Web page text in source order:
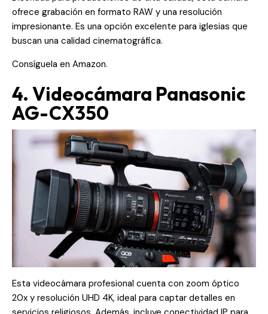
ofrece grabación en formato RAW y una resolución
impresionante. Es una opción excelente para iglesias que
buscan una calidad cinematográfica.
Consíguela en Amazon.
4. Videocámara Panasonic
AG-CX350
Esta videocámara profesional cuenta con zoom óptico
20x y resolución UHD 4K, ideal para captar detalles en